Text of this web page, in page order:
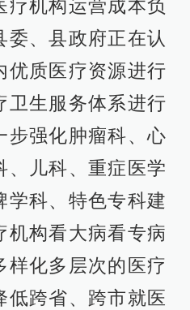
疗机构运营成本负
委、县政府正在认
优质医疗资源进行
卫生服务体系进行
步强化肿瘤科、心
、儿科、重症医学
学科、特色专科建
机构看大病看专病
样化多层次的医疗
低跨省、跨市就医